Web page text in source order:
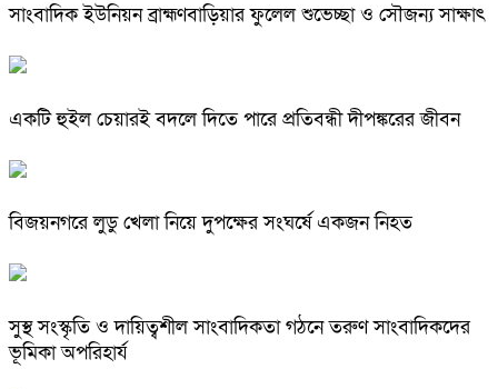
সাংবাদিক ইউনিয়ন ব্রাহ্মণবাড়িয়ার ফুলেল শুভেচ্ছা ও সৌজন্য সাক্ষাৎ
একটি হুইল চেয়ারই বদলে দিতে পারে প্রতিবন্ধী দীপঙ্করের জীবন
বিজয়নগরে লুডু খেলা নিয়ে দুপক্ষের সংঘর্ষে একজন নিহত
সুস্থ সংস্কৃতি ও দায়িত্বশীল সাংবাদিকতা গঠনে তরুণ সাংবাদিকদের
ভূমিকা অপরিহার্য